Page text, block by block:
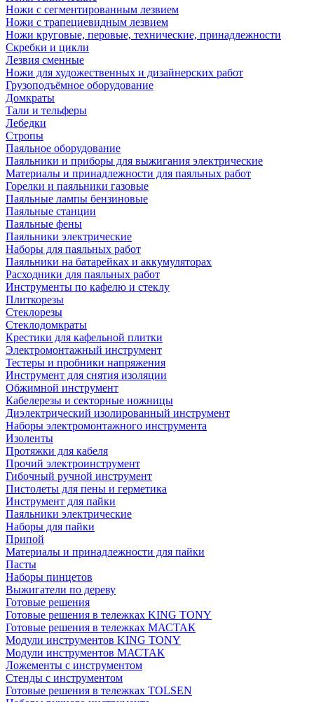
Ножи с сегментированным лезвием
Ножи с трапециевидным лезвием
Ножи круговые, перовые, технические, принадлежности
Скребки и цикли
Лезвия сменные
Ножи для художественных и дизайнерских работ
Грузоподъёмное оборудование
Домкраты
Тали и тельферы
Лебедки
Стропы
Паяльное оборудование
Паяльники и приборы для выжигания электрические
Материалы и принадлежности для паяльных работ
Горелки и паяльники газовые
Паяльные лампы бензиновые
Паяльные станции
Паяльные фены
Паяльники электрические
Наборы для паяльных работ
Паяльники на батарейках и аккумуляторах
Расходники для паяльных работ
Инструменты по кафелю и стеклу
Плиткорезы
Стеклорезы
Стеклодомкраты
Крестики для кафельной плитки
Электромонтажный инструмент
Тестеры и пробники напряжения
Инструмент для снятия изоляции
Обжимной инструмент
Кабелерезы и секторные ножницы
Диэлектрический изолированный инструмент
Наборы электромонтажного инструмента
Изоленты
Протяжки для кабеля
Прочий электроинструмент
Гибочный ручной инструмент
Пистолеты для пены и герметика
Инструмент для пайки
Паяльники электрические
Наборы для пайки
Припой
Материалы и принадлежности для пайки
Пасты
Наборы пинцетов
Выжигатели по дереву
Готовые решения
Готовые решения в тележках KING TONY
Готовые решения в тележках МАСТАК
Модули инструментов KING TONY
Модули инструментов МАСТАК
Ложементы с инструментом
Стенды с инструментом
Готовые решения в тележках TOLSEN